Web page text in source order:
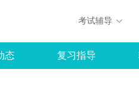
考试辅导
态 复习指导